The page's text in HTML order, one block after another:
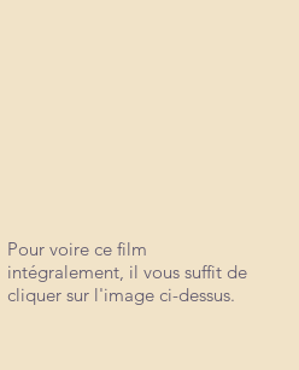
Pour voire ce film
intégralement, il vous suffit de
cliquer sur l'image ci-dessus.